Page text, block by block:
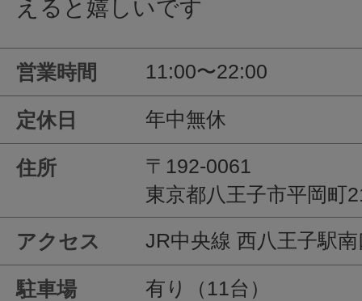
えると嬉しいです
営業時間 11:00〜22:00
定休日 年中無休
住所
〒192-0061
東京都八王子市平岡町
アクセス JR中央線 西八王子駅
駐車場 有り（11台）